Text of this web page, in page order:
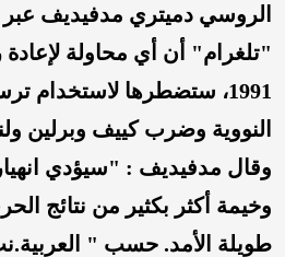
الروسي دميتري مدفيديف
"تلغرام" أن أي محاولة
1991، ستضطرها لاستخدام
النووية وضرب كييف وبرلين
وقال مدفيديف : "سيؤدي
وخيمة أكثر بكثير من نتائج
طويلة الأمد. حسب "